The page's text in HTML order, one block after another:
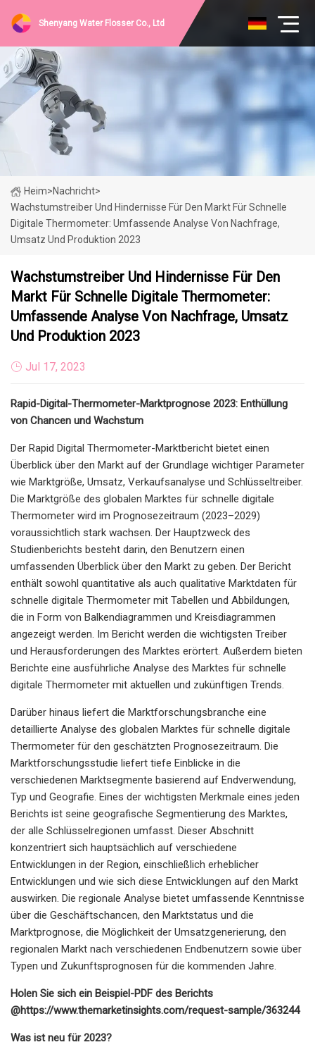
Shenyang Water Flosser Co., Ltd
Heim>Nachricht>
Wachstumstreiber Und Hindernisse Für Den Markt Für Schnelle
Digitale Thermometer: Umfassende Analyse Von Nachfrage,
Umsatz Und Produktion 2023
Wachstumstreiber Und Hindernisse Für Den
Markt Für Schnelle Digitale Thermometer:
Umfassende Analyse Von Nachfrage, Umsatz
Und Produktion 2023
Jul 17, 2023
Rapid-Digital-Thermometer-Marktprognose 2023: Enthüllung
von Chancen und Wachstum
Der Rapid Digital Thermometer-Marktbericht bietet einen
Überblick über den Markt auf der Grundlage wichtiger Parameter
wie Marktgröße, Umsatz, Verkaufsanalyse und Schlüsseltreiber.
Die Marktgröße des globalen Marktes für schnelle digitale
Thermometer wird im Prognosezeitraum (2023–2029)
voraussichtlich stark wachsen. Der Hauptzweck des
Studienberichts besteht darin, den Benutzern einen
umfassenden Überblick über den Markt zu geben. Der Bericht
enthält sowohl quantitative als auch qualitative Marktdaten für
schnelle digitale Thermometer mit Tabellen und Abbildungen,
die in Form von Balkendiagrammen und Kreisdiagrammen
angezeigt werden. Im Bericht werden die wichtigsten Treiber
und Herausforderungen des Marktes erörtert. Außerdem bieten
Berichte eine ausführliche Analyse des Marktes für schnelle
digitale Thermometer mit aktuellen und zukünftigen Trends.
Darüber hinaus liefert die Marktforschungsbranche eine
detaillierte Analyse des globalen Marktes für schnelle digitale
Thermometer für den geschätzten Prognosezeitraum. Die
Marktforschungsstudie liefert tiefe Einblicke in die
verschiedenen Marktsegmente basierend auf Endverwendung,
Typ und Geografie. Eines der wichtigsten Merkmale eines jeden
Berichts ist seine geografische Segmentierung des Marktes,
der alle Schlüsselregionen umfasst. Dieser Abschnitt
konzentriert sich hauptsächlich auf verschiedene
Entwicklungen in der Region, einschließlich erheblicher
Entwicklungen und wie sich diese Entwicklungen auf den Markt
auswirken. Die regionale Analyse bietet umfassende Kenntnisse
über die Geschäftschancen, den Marktstatus und die
Marktprognose, die Möglichkeit der Umsatzgenerierung, den
regionalen Markt nach verschiedenen Endbenutzern sowie über
Typen und Zukunftsprognosen für die kommenden Jahre.
Holen Sie sich ein Beispiel-PDF des Berichts
@https://www.themarketinsights.com/request-sample/363244
Was ist neu für 2023?